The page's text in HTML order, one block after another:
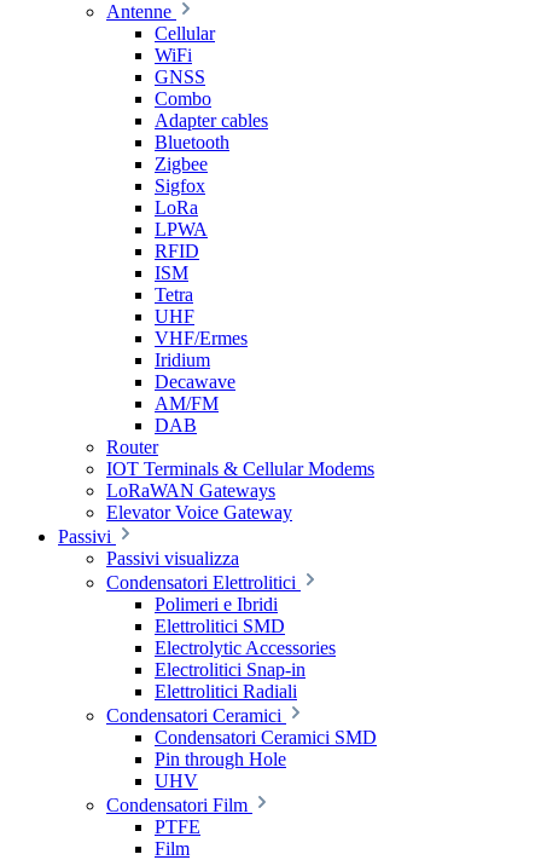
Antenne
Cellular
WiFi
GNSS
Combo
Adapter cables
Bluetooth
Zigbee
Sigfox
LoRa
LPWA
RFID
ISM
Tetra
UHF
VHF/Ermes
Iridium
Decawave
AM/FM
DAB
Router
IOT Terminals & Cellular Modems
LoRaWAN Gateways
Elevator Voice Gateway
Passivi
Passivi visualizza
Condensatori Elettrolitici
Polimeri e Ibridi
Elettrolitici SMD
Electrolytic Accessories
Electrolitici Snap-in
Elettrolitici Radiali
Condensatori Ceramici
Condensatori Ceramici SMD
Pin through Hole
UHV
Condensatori Film
PTFE
Film